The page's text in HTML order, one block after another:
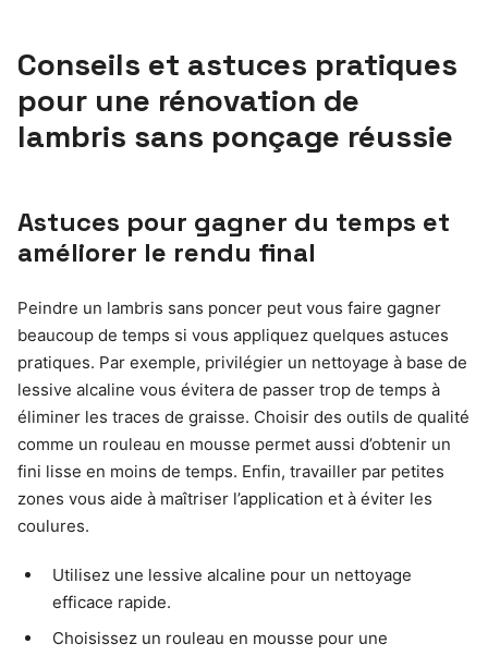
Conseils et astuces pratiques
pour une rénovation de
lambris sans ponçage réussie
Astuces pour gagner du temps et
améliorer le rendu final
Peindre un lambris sans poncer peut vous faire gagner
beaucoup de temps si vous appliquez quelques astuces
pratiques. Par exemple, privilégier un nettoyage à base de
lessive alcaline vous évitera de passer trop de temps à
éliminer les traces de graisse. Choisir des outils de qualité
comme un rouleau en mousse permet aussi d’obtenir un
fini lisse en moins de temps. Enfin, travailler par petites
zones vous aide à maîtriser l’application et à éviter les
coulures.
Utilisez une lessive alcaline pour un nettoyage
efficace rapide.
Choisissez un rouleau en mousse pour une